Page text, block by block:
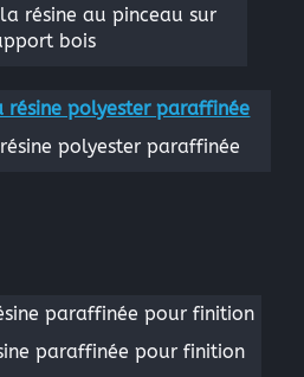
résine au pinceau sur
bois
polyester paraffinée
paraffinée pour finition